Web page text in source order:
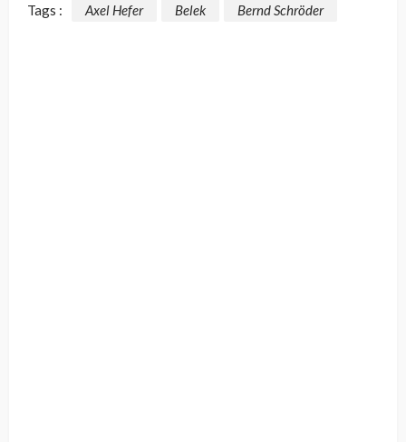
Tags : Axel Hefer Belek Bernd Schröder